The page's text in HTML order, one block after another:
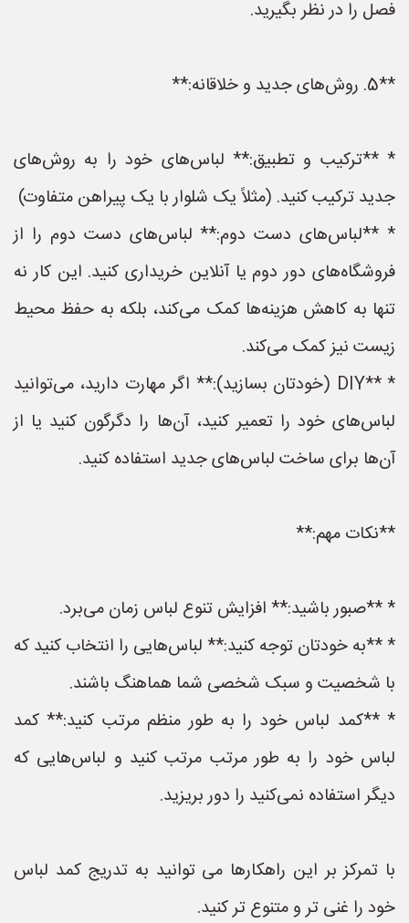
فصل را در نظر بگیرید.
**5. روش‌های جدید و خلاقانه:**
* **ترکیب و تطبیق:** لباس‌های خود را به روش‌های
جدید ترکیب کنید. (مثلاً یک شلوار با یک پیراهن متفاوت)
* **لباس‌های دست دوم:** لباس‌های دست دوم را از
فروشگاه‌های دور دوم یا آنلاین خریداری کنید. این کار نه
تنها به کاهش هزینه‌ها کمک می‌کند، بلکه به حفظ محیط
زیست نیز کمک می‌کند.
* **DIY (خودتان بسازید):** اگر مهارت دارید، می‌توانید
لباس‌های خود را تعمیر کنید، آن‌ها را دگرگون کنید یا از
آن‌ها برای ساخت لباس‌های جدید استفاده کنید.
**نکات مهم:**
* **صبور باشید:** افزایش تنوع لباس زمان می‌برد.
* **به خودتان توجه کنید:** لباس‌هایی را انتخاب کنید که
با شخصیت و سبک شخصی شما هماهنگ باشند.
* **کمد لباس خود را به طور منظم مرتب کنید:** کمد
لباس خود را به طور مرتب مرتب کنید و لباس‌هایی که
دیگر استفاده نمی‌کنید را دور بریزید.
با تمرکز بر این راهکارها می توانید به تدریج کمد لباس
خود را غنی تر و متنوع تر کنید.